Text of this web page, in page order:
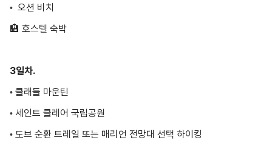
3일차.
•세인트 클레어 국립공원
• 도브 순환 트레일 또는 매리언 전망대 선택 하이킹
• 로니 크릭
• 셰필드